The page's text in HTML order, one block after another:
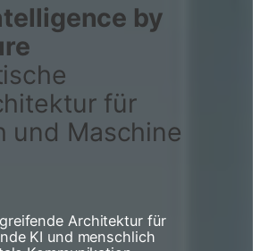
by
für
und Maschine
Architektur für
KI und menschlich